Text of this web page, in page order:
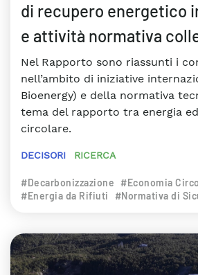
di recupero energetico
e attività normativa
Nel Rapporto sono riassunti i
nell’ambito di iniziative
Bioenergy) e della normativa
tema del rapporto tra energia
circolare.
DECISORI RICERCA
#Decarbonizzazione
#Economia
#Energia da Rifiuti
#Normativa di